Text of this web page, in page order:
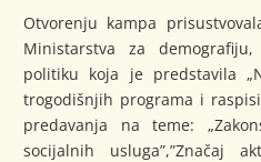
Otvorenju kampa
Ministarstva za
politiku koja je predstavila
trogodišnjih programa i
predavanja na teme:
socijalnih usluga”,”Značaj